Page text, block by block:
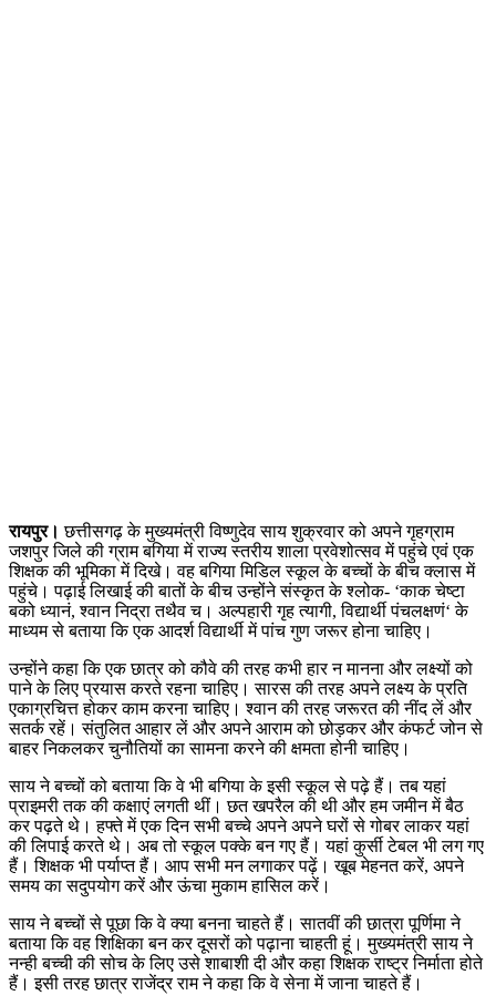
रायपुर। छत्तीसगढ़ के मुख्यमंत्री विष्णुदेव साय शुक्रवार को अपने गृहग्राम
जशपुर जिले की ग्राम बगिया में राज्य स्तरीय शाला प्रवेशोत्सव में पहुंचे एवं एक
शिक्षक की भूमिका में दिखे। वह बगिया मिडिल स्कूल के बच्चों के बीच क्लास में
पहुंचे। पढ़ाई लिखाई की बातों के बीच उन्होंने संस्कृत के श्लोक- ‘काक चेष्टा
बको ध्यानं, श्वान निद्रा तथैव च। अल्पहारी गृह त्यागी, विद्यार्थी पंचलक्षणं‘ के
माध्यम से बताया कि एक आदर्श विद्यार्थी में पांच गुण जरूर होना चाहिए।
उन्होंने कहा कि एक छात्र को कौवे की तरह कभी हार न मानना और लक्ष्यों को
पाने के लिए प्रयास करते रहना चाहिए। सारस की तरह अपने लक्ष्य के प्रति
एकाग्रचित्त होकर काम करना चाहिए। श्वान की तरह जरूरत की नींद लें और
सतर्क रहें। संतुलित आहार लें और अपने आराम को छोड़कर और कंफर्ट जोन से
बाहर निकलकर चुनौतियों का सामना करने की क्षमता होनी चाहिए।
साय ने बच्चों को बताया कि वे भी बगिया के इसी स्कूल से पढ़े हैं। तब यहां
प्राइमरी तक की कक्षाएं लगती थीं। छत खपरैल की थी और हम जमीन में बैठ
कर पढ़ते थे। हफ्ते में एक दिन सभी बच्चे अपने अपने घरों से गोबर लाकर यहां
की लिपाई करते थे। अब तो स्कूल पक्के बन गए हैं। यहां कुर्सी टेबल भी लग गए
हैं। शिक्षक भी पर्याप्त हैं। आप सभी मन लगाकर पढ़ें। खूब मेहनत करें, अपने
समय का सदुपयोग करें और ऊंचा मुकाम हासिल करें।
साय ने बच्चों से पूछा कि वे क्या बनना चाहते हैं। सातवीं की छात्रा पूर्णिमा ने
बताया कि वह शिक्षिका बन कर दूसरों को पढ़ाना चाहती हूं। मुख्यमंत्री साय ने
नन्ही बच्ची की सोच के लिए उसे शाबाशी दी और कहा शिक्षक राष्ट्र निर्माता होते
हैं। इसी तरह छात्र राजेंद्र राम ने कहा कि वे सेना में जाना चाहते हैं।